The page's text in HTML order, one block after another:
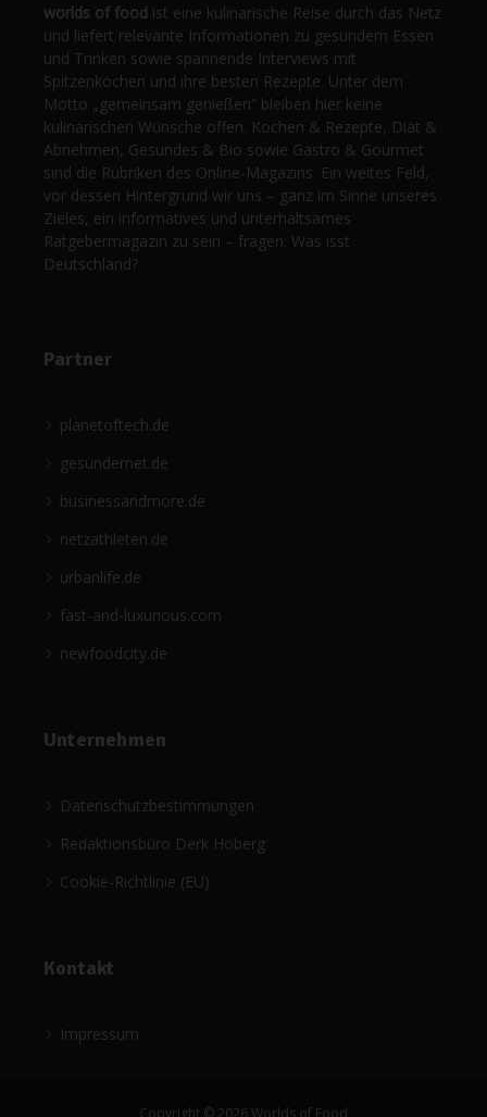
worlds of food ist eine kulinarische Reise durch das Netz
und liefert relevante Informationen zu gesundem Essen
und Trinken sowie spannende Interviews mit
Spitzenköchen und ihre besten Rezepte. Unter dem
Motto „gemeinsam genießen“ bleiben hier keine
kulinarischen Wünsche offen. Kochen & Rezepte, Diät &
Abnehmen, Gesundes & Bio sowie Gastro & Gourmet
sind die Rubriken des Online-Magazins. Ein weites Feld,
vor dessen Hintergrund wir uns – ganz im Sinne unseres
Zieles, ein informatives und unterhaltsames
Ratgebermagazin zu sein – fragen: Was isst
Deutschland?
Partner
planetoftech.de
gesündernet.de
businessandmore.de
netzathleten.de
urbanlife.de
fast-and-luxurious.com
newfoodcity.de
Unternehmen
Datenschutzbestimmungen
Redaktionsbüro Derk Hoberg
Cookie-Richtlinie (EU)
Kontakt
Impressum
Copyright © 2026 Worlds of Food